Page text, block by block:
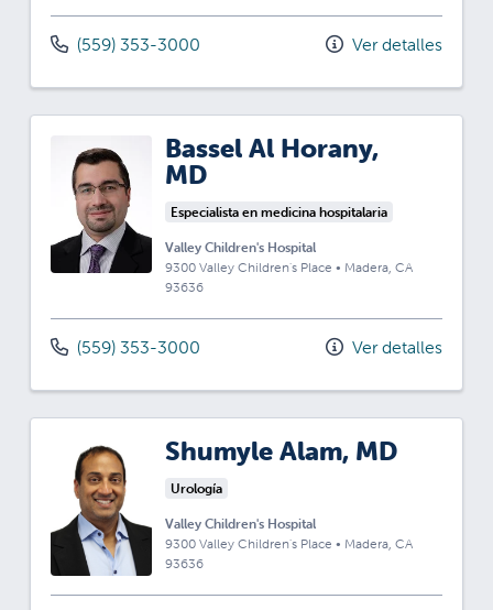
(559) 353-3000 Ver detalles
Bassel Al Horany,
MD
Especialista en medicina hospitalaria
Valley Children's Hospital
9300 Valley Children's Place • Madera, CA
93636
(559) 353-3000 Ver detalles
Shumyle Alam, MD
Urología
Valley Children's Hospital
9300 Valley Children's Place • Madera, CA
93636